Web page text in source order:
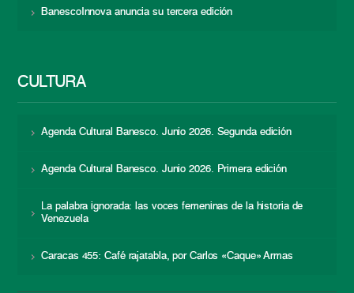
BanescoInnova anuncia su tercera edición
CULTURA
Agenda Cultural Banesco. Junio 2026. Segunda edición
Agenda Cultural Banesco. Junio 2026. Primera edición
La palabra ignorada: las voces femeninas de la historia de
Venezuela
Caracas 455: Café rajatabla, por Carlos «Caque» Armas